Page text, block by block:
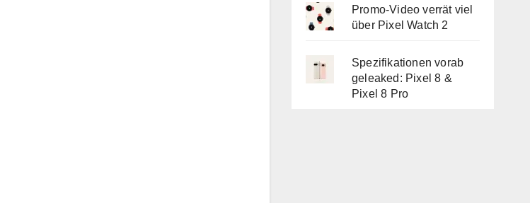
Promo-Video verrät viel
über Pixel Watch 2
Spezifikationen vorab
geleaked: Pixel 8 &
Pixel 8 Pro